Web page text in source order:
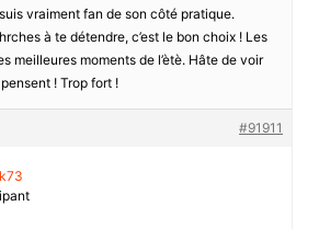
vraiment fan de son côté pratique.
à te détendre, c’est le bon choix ! Les
meilleures moments de l’ètè. Hâte de voir
! Trop fort !
#91911